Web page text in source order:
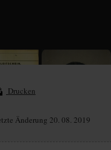
Drucken
Änderung 20. 08. 2019